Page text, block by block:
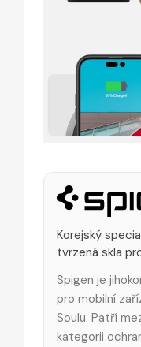
Korejský
tvrzená skla
Spigen je
pro mobilní
Soulu. Patří
kategorii